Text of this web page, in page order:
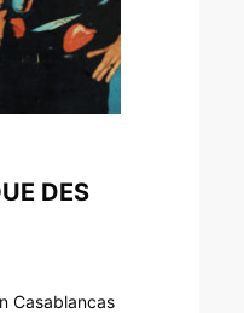
DES
Casablancas